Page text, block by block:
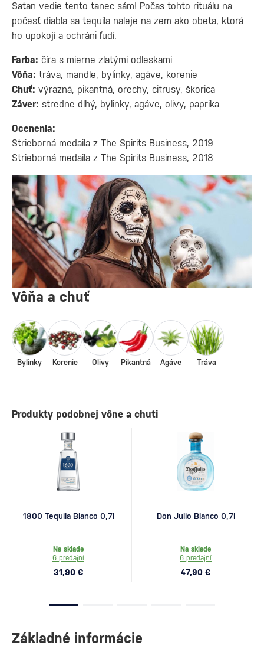
Satan vedie tento tanec sám! Počas tohto rituálu na
počesť diabla sa tequila naleje na zem ako obeta, ktorá
ho upokojí a ochráni ľudí.
Farba: číra s mierne zlatými odleskami
Vôňa: tráva, mandle, bylinky, agáve, korenie
Chuť: výrazná, pikantná, orechy, citrusy, škorica
Záver: stredne dlhý, bylinky, agáve, olivy, paprika
Ocenenia:
Strieborná medaila z The Spirits Business, 2019
Strieborná medaila z The Spirits Business, 2018
Vôňa a chuť
Bylinky Korenie Olivy Pikantná Agáve Tráva
Produkty podobnej vône a chuti
1800 Tequila Blanco 0,7l
Na sklade
6 predajní
31,90 €
Don Julio Blanco 0,7l
Na sklade
6 predajní
47,90 €
Základné informácie